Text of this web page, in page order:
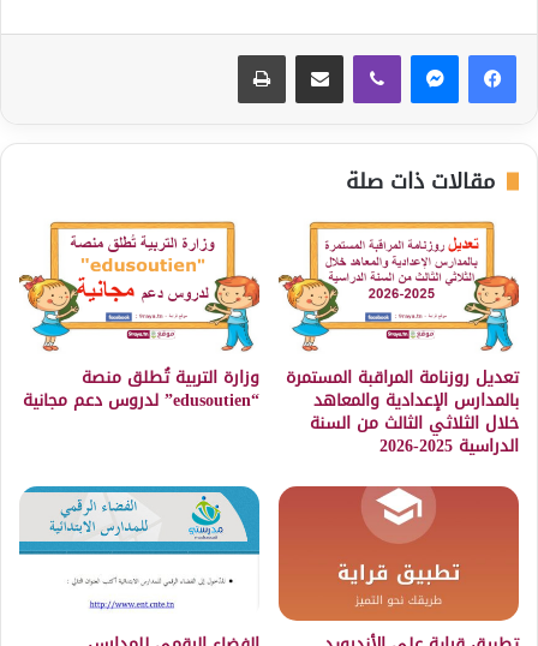
مقالات ذات صلة
تعديل روزنامة المراقبة المستمرة
بالمدارس الإعدادية والمعاهد
خلال الثلاثي الثالث من السنة
الدراسية 2025-2026
وزارة التربية تُطلق منصة
“edusoutien” لدروس دعم مجانية